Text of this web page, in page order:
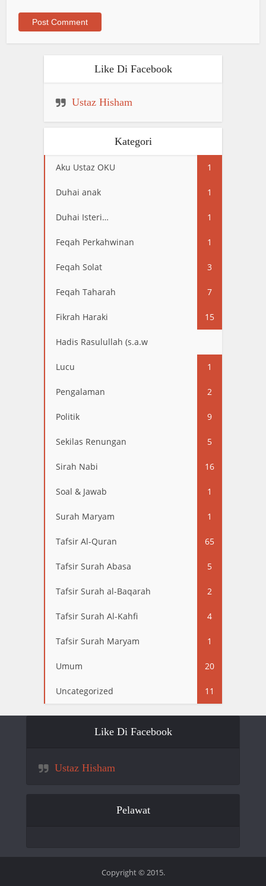
Like Di Facebook
Ustaz Hisham
Kategori
Aku Ustaz OKU 1
Duhai anak 1
Duhai Isteri… 1
Feqah Perkahwinan 1
Feqah Solat 3
Feqah Taharah 7
Fikrah Haraki 15
Hadis Rasulullah (s.a.w
Lucu 1
Pengalaman 2
Politik 9
Sekilas Renungan 5
Sirah Nabi 16
Soal & Jawab 1
Surah Maryam 1
Tafsir Al-Quran 65
Tafsir Surah Abasa 5
Tafsir Surah al-Baqarah 2
Tafsir Surah Al-Kahfi 4
Tafsir Surah Maryam 1
Umum 20
Uncategorized 11
Like Di Facebook
Ustaz Hisham
Pelawat
Copyright © 2015.